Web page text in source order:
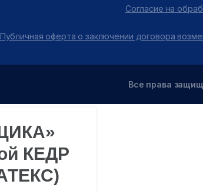
Согласие на
Публичная оферта о заключении договора
Все права